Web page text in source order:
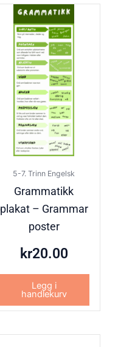
5-7. Trinn Engelsk
Grammatikk
plakat – Grammar
poster
kr20.00
Legg i
handlekurv